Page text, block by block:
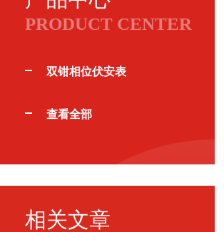
PRODUCT CENTER
双钳相位伏安表
查看全部
相关文章